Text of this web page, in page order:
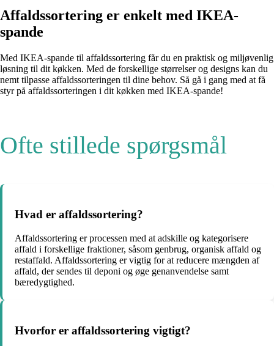
Affaldssortering er enkelt med IKEA-
spande
Med IKEA-spande til affaldssortering får du en praktisk og miljøvenlig
løsning til dit køkken. Med de forskellige størrelser og designs kan du
nemt tilpasse affaldssorteringen til dine behov. Så gå i gang med at få
styr på affaldssorteringen i dit køkken med IKEA-spande!
Ofte stillede spørgsmål
Hvad er affaldssortering?
Affaldssortering er processen med at adskille og kategorisere
affald i forskellige fraktioner, såsom genbrug, organisk affald og
restaffald. Affaldssortering er vigtig for at reducere mængden af
affald, der sendes til deponi og øge genanvendelse samt
bæredygtighed.
Hvorfor er affaldssortering vigtigt?